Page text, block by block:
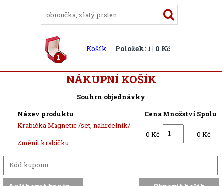
1
Košík Položek: 1 | 0 Kč
NÁKUPNÍ KOŠÍK
Souhrn objednávky
Název produktu
CenaMnožství Spolu
Krabička Magnetic /set, náhrdelník/
Změnit krabičku
0 Kč 0 Kč